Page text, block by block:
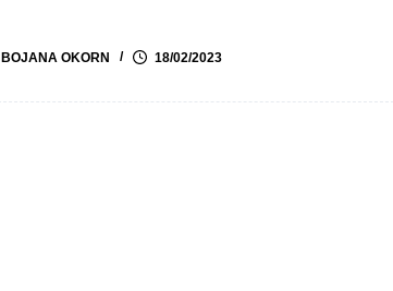
BOJANA OKORN 18/02/2023